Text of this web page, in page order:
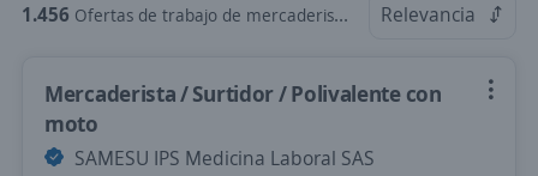
1.456 Ofertas de trabajo de mercaderista en Santander Relevancia
Mercaderista / Surtidor / Polivalente con
moto
SAMESU IPS Medicina Laboral SAS